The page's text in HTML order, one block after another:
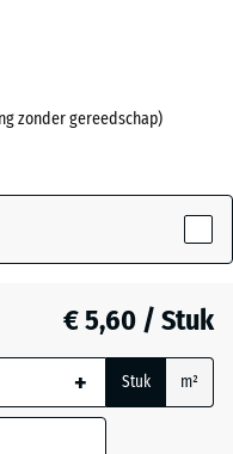
zonder gereedschap)
€ 5,60 / Stuk
+ Stuk m²